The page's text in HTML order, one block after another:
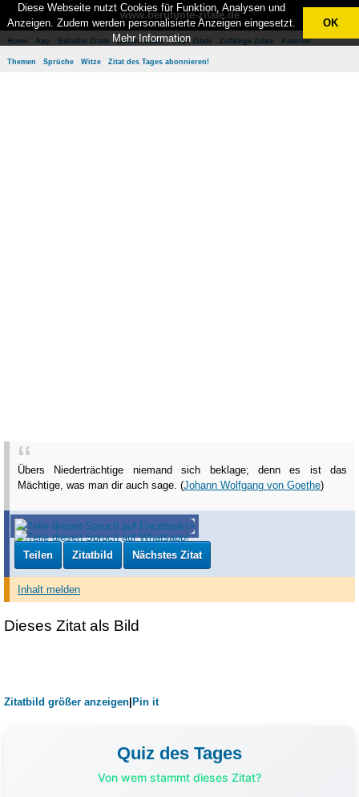
www.berühmte-zitate.de
Home App Beliebte Zitate Besten Zitate Neue Zitate Zufällige Zitate Autoren
Themen Sprüche Witze Zitat des Tages abonnieren!
Übers Niederträchtige niemand sich beklage; denn es ist das
Mächtige, was man dir auch sage. (Johann Wolfgang von Goethe)
Teilen Zitatbild Nächstes Zitat
Inhalt melden
Dieses Zitat als Bild
Zitatbild größer anzeigen Pin it
Quiz des Tages
Von wem stammt dieses Zitat?
Diese Webseite nutzt Cookies für Funktion, Analysen und
Anzeigen. Zudem werden personalisierte Anzeigen eingesetzt.
Mehr Information
OK